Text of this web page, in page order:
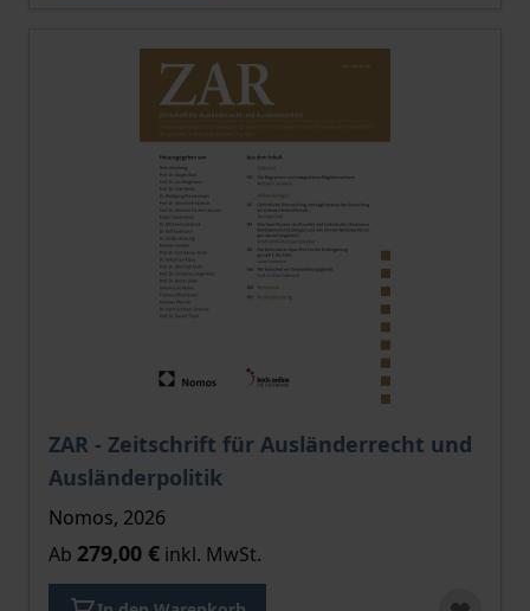
ZAR - Zeitschrift für Ausländerrecht und
Ausländerpolitik
Der Preis dieses Titels richtet sich nach der
Nomos, 2026
Ab 279,00 € inkl. MwSt.